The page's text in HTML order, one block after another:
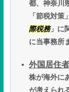
都、神奈川
「節税対策
際税務」に
に当事務所
外国居住
株が海外に
が考えられ